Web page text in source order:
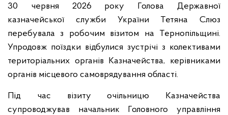
30 червня 2026 року Голова Державної
казначейської служби України Тетяна Слюз
перебувала з робочим візитом на Тернопільщині.
Упродовж поїздки відбулися зустрічі з колективами
територіальних органів Казначейства, керівниками
органів місцевого самоврядування області.
Під час візиту очільницю Казначейства
супроводжував начальник Головного управління